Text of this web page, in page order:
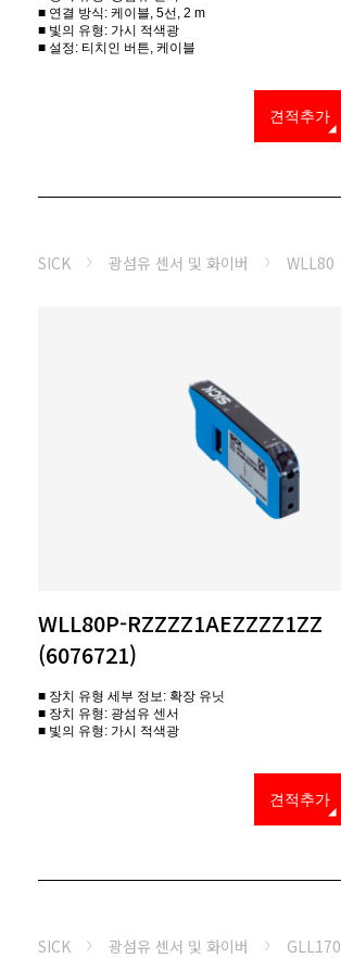
■ 연결 방식: 케이블, 5선, 2 m
■ 빛의 유형: 가시 적색광
■ 설정: 티치인 버튼, 케이블
견적추가
SICK 광섬유 센서 및 화이버 WLL80
WLL80P-RZZZZ1AEZZZZ1ZZ
(6076721)
■ 장치 유형 세부 정보: 확장 유닛
■ 장치 유형: 광섬유 센서
■ 빛의 유형: 가시 적색광
견적추가
SICK 광섬유 센서 및 화이버 GLL170